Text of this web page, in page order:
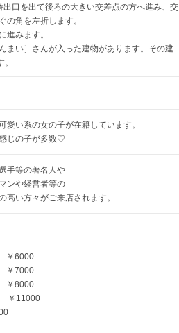
口を出て後ろの大きい交差点の方へ進み、交
の角を左折します。
進みます。
まい］さんが入った建物があります。その建
愛い系の女の子が在籍しています。
じの子が多数♡
手等の著名人や
ンや経営者等の
高い方々がご来店されます。
￥6000
￥7000
￥8000
￥11000